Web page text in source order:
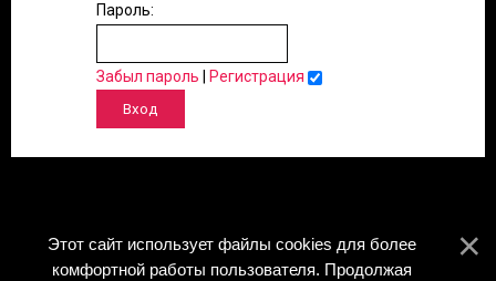
Пароль:
Забыл пароль Регистрация
Этот сайт использует файлы cookies для более
комфортной работы пользователя. Продолжая